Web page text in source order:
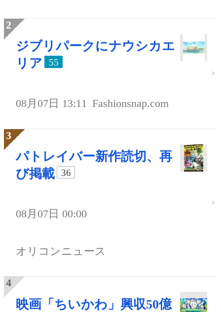
ジブリパークにナウシカエ
リア
55
08月07日 13:11 Fashionsnap.com
パトレイバー新作読切、再
び掲載
36
08月07日 00:00
オリコンニュース
映画「ちいかわ」興収50億